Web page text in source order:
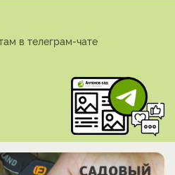
в телеграм-чате